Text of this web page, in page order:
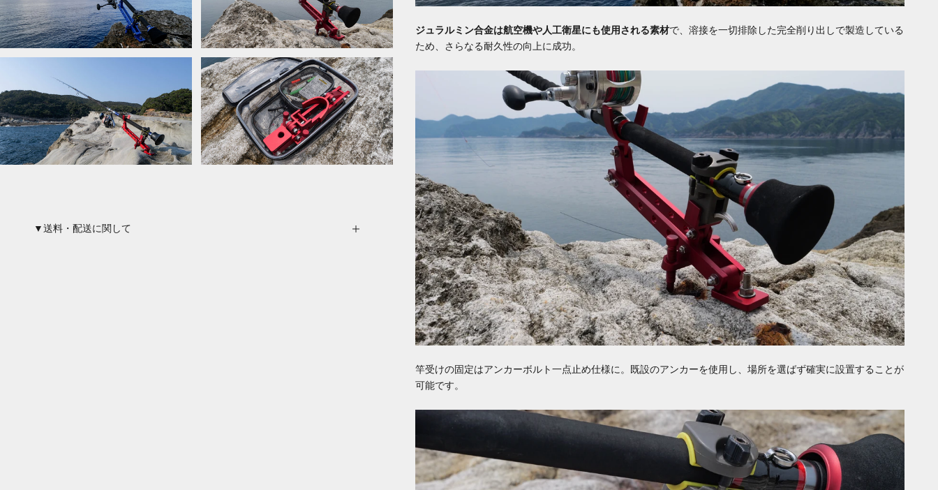
ジュラルミン合金は航空機や人工衛星にも使用される素材で、溶接を一切排除した完全削り出しで製造している
ため、さらなる耐久性の向上に成功。
竿受けの固定はアンカーボルト一点止め仕様に。既設のアンカーを使用し、場所を選ばず確実に設置することが
可能です。
▼送料・配送に関して